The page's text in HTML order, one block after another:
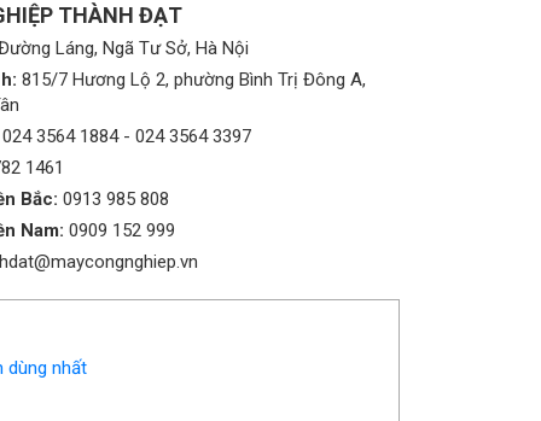
THÀNH ĐẠT
Láng, Ngã Tư Sở, Hà Nội
815/7 Hương Lộ 2, phường Bình Trị Đông A,
024 3564 1884- 024 3564 3397
1461
Bắc: 0913 985 808
Nam: 0909 152 999
dùng nhất